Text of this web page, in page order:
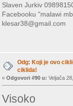
Slaven Jurkiv
Facebooku "malawi
klesar38@gmail.com
Odg: Koji je ovo
ciklida!
« Odgovori #90 u: Veljača
Visoko